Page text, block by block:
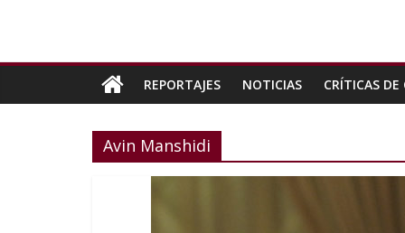
REPORTAJES NOTICIAS CRÍTICAS DE
Avin Manshidi